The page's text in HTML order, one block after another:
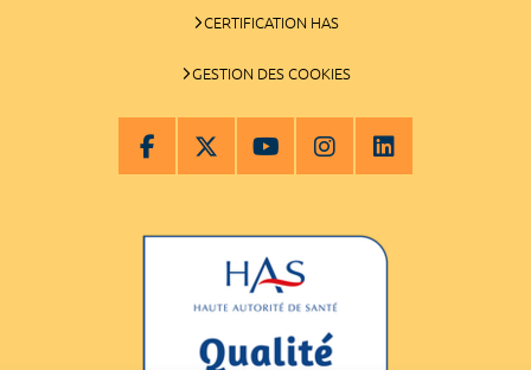
CERTIFICATION HAS
GESTION DES COOKIES